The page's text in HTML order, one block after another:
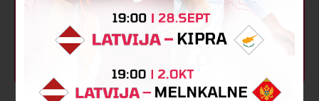
88’ VĀĀĀĀRTI! 5:1
Vārtus guvaArtjoms Seļiverstovs